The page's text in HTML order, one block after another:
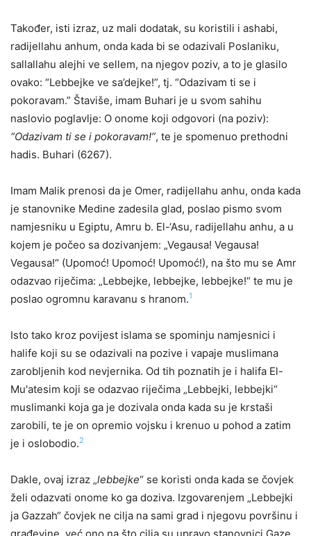
Također, isti izraz, uz mali dodatak, su koristili i ashabi,
radijellahu anhum, onda kada bi se odazivali Poslaniku,
sallallahu alejhi ve sellem, na njegov poziv, a to je glasilo
ovako: “Lebbejke ve sa’dejke!”, tj. “Odazivam ti se i
pokoravam.” Štaviše, imam Buhari je u svom sahihu
naslovio poglavlje: O onome koji odgovori (na poziv):
“Odazivam ti se i pokoravam!”, te je spomenuo prethodni
hadis. Buhari (6267).
Imam Malik prenosi da je Omer, radijellahu anhu, onda kada
je stanovnike Medine zadesila glad, poslao pismo svom
namjesniku u Egiptu, Amru b. El-‘Asu, radijellahu anhu, a u
kojem je počeo sa dozivanjem: „Vegausa! Vegausa!
Vegausa!“ (Upomoć! Upomoć! Upomoć!), na što mu se Amr
odazvao riječima: „Lebbejke, lebbejke, lebbejke!“ te mu je
poslao ogromnu karavanu s hranom.1
Isto tako kroz povijest islama se spominju namjesnici i
halife koji su se odazivali na pozive i vapaje muslimana
zarobljenih kod nevjernika. Od tih poznatih je i halifa El-
Mu'atesim koji se odazvao riječima „Lebbejki, lebbejki“
muslimanki koja ga je dozivala onda kada su je krstaši
zarobili, te je on opremio vojsku i krenuo u pohod a zatim
je i oslobodio.2
Dakle, ovaj izraz „lebbejke“ se koristi onda kada se čovjek
želi odazvati onome ko ga doziva. Izgovarenjem „Lebbejki
ja Gazzah“ čovjek ne cilja na sami grad i njegovu površinu i